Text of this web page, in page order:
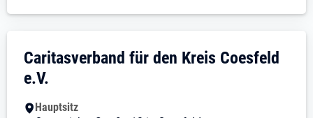
digitale Affinität
Werten der Caritas
Unternehmensdarstellung:
Caritasverband für den Kreis Coesfeld
e.V.
Hauptsitz